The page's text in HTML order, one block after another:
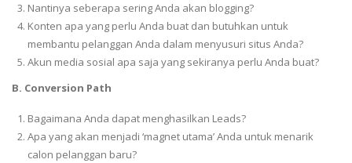
Nantinya seberapa sering Anda akan blogging?
Konten apa yang perlu Anda buat dan butuhkan untuk
membantu pelanggan Anda dalam menyusuri situs Anda?
Akun media sosial apa saja yang sekiranya perlu Anda buat?
B. Conversion Path
Bagaimana Anda dapat menghasilkan Leads?
Apa yang akan menjadi ‘magnet utama’ Anda untuk menarik
calon pelanggan baru?